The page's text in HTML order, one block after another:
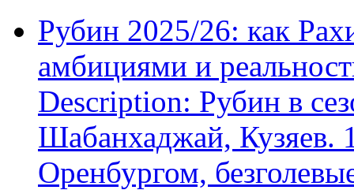
Рубин 2025/26: как
амбициями и
Description: Рубин в
Шабанхаджай, Кузяев.
Оренбургом,